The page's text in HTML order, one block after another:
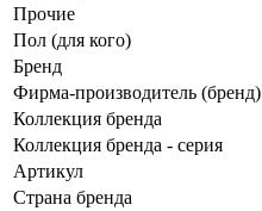
Прочие
Пол (для кого)
Бренд
Фирма-производитель (бренд)
Коллекция бренда
Коллекция бренда - серия
Артикул
Страна бренда